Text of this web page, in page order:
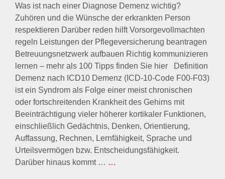
Was ist nach einer Diagnose Demenz wichtig?
Zuhören und die Wünsche der erkrankten Person
respektieren Darüber reden hilft Vorsorgevollmachten
regeln Leistungen der Pflegeversicherung beantragen
Betreuungsnetzwerk aufbauen Richtig kommunizieren
lernen – mehr als 100 Tipps finden Sie hier Definition
Demenz nach ICD10 Demenz (ICD-10-Code F00-F03)
ist ein Syndrom als Folge einer meist chronischen
oder fortschreitenden Krankheit des Gehirns mit
Beeinträchtigung vieler höherer kortikaler Funktionen,
einschließlich Gedächtnis, Denken, Orientierung,
Auffassung, Rechnen, Lernfähigkeit, Sprache und
Urteilsvermögen bzw. Entscheidungsfähigkeit.
Darüber hinaus kommt … …